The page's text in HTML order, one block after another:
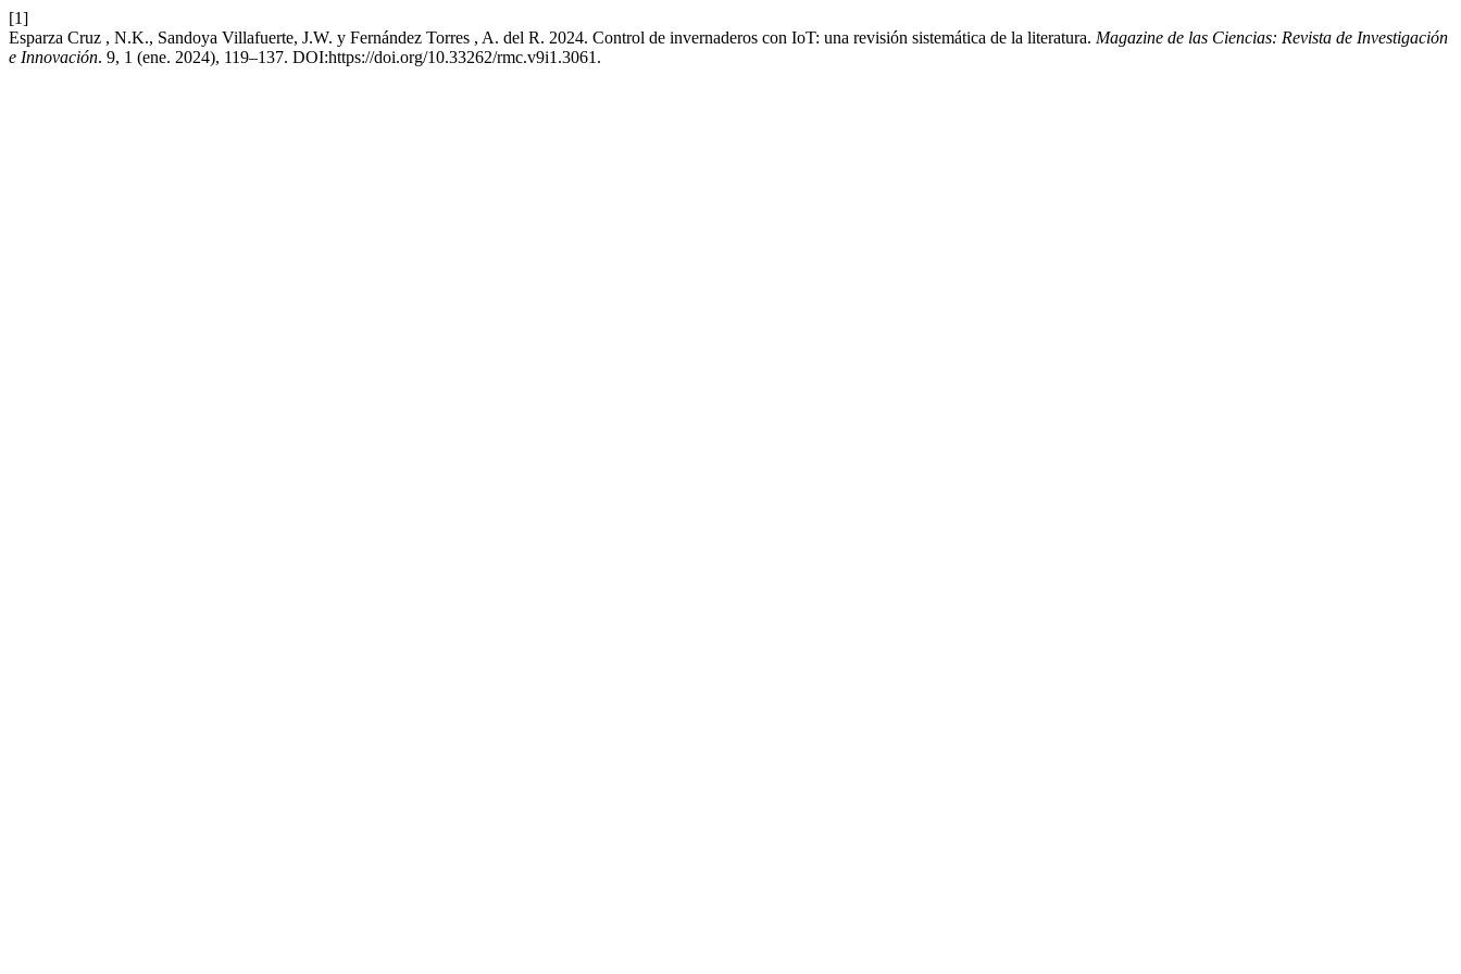
[1]
Esparza Cruz , N.K., Sandoya Villafuerte, J.W. y Fernández Torres , A. del R. 2024. Control de invernaderos con IoT: una revisión sistemática de la literatura. Magazine de las Ciencias: Revista de Investigación
e Innovación. 9, 1 (ene. 2024), 119–137. DOI:https://doi.org/10.33262/rmc.v9i1.3061.